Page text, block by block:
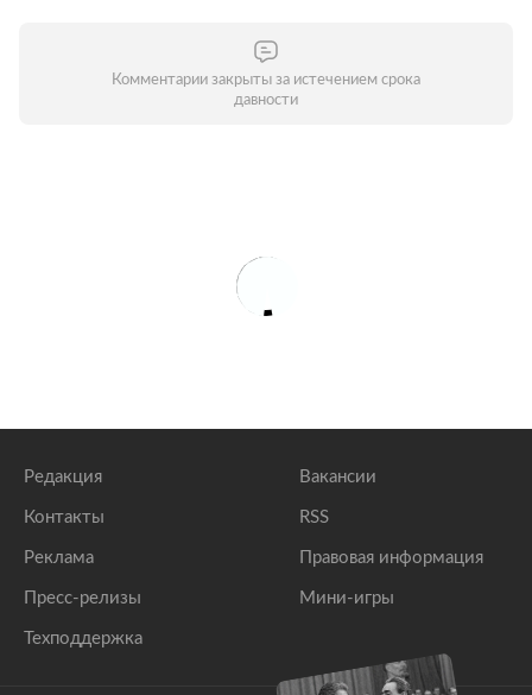
Комментарии закрыты за истечением срока
давности
Редакция
Контакты
Реклама
Пресс-релизы
Техподдержка
Вакансии
RSS
Правовая информация
Мини-игры